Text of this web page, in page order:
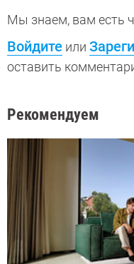
Мы знаем, вам есть
Войдите или
оставить
Рекомендуем